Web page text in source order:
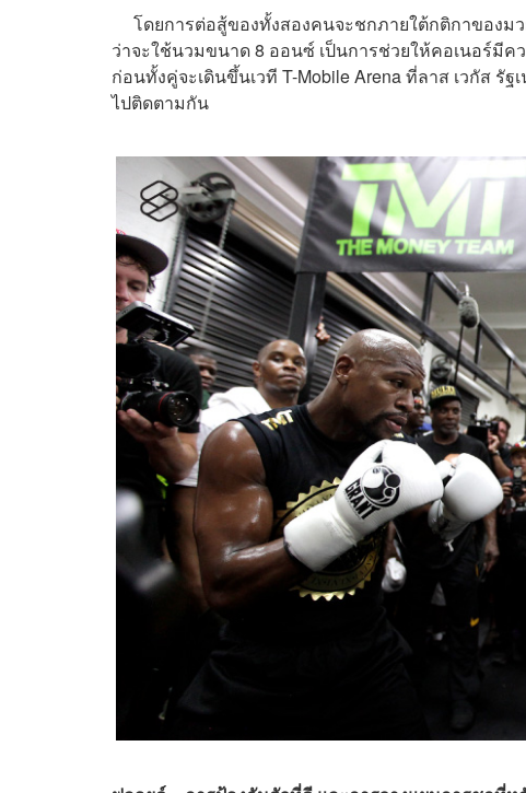
โดยการต่อสู้ของทั้งสองคนจะชกภายใต้กติกาของม
ว่าจะใช้นวมขนาด 8 ออนซ์ เป็นการช่วยให้คอเนอร์มี
ก่อนทั้งคู่จะเดินขึ้นเวที T-Mobile Arena ที่ลาส เวกัส รั
ไปติดตามกัน